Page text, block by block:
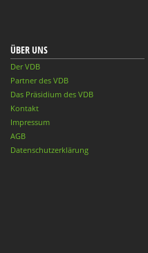
ÜBER UNS
Der VDB
Partner des VDB
Das Präsidium des VDB
Kontakt
Impressum
AGB
Datenschutzerklärung